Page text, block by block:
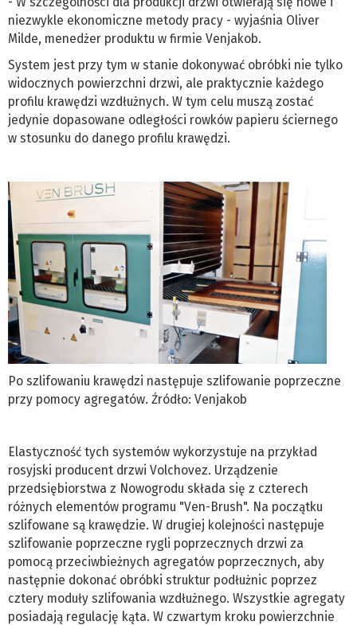
niezwykle ekonomiczne metody pracy - wyjaśnia Oliver
Milde, menedżer produktu w firmie Venjakob.
System jest przy tym w stanie dokonywać obróbki nie tylko
widocznych powierzchni drzwi, ale praktycznie każdego
profilu krawędzi wzdłużnych. W tym celu muszą zostać
jedynie dopasowane odległości rowków papieru ściernego
w stosunku do danego profilu krawędzi.
Po szlifowaniu krawędzi następuje szlifowanie poprzeczne
przy pomocy agregatów. Źródło: Venjakob
Elastyczność tych systemów wykorzystuje na przykład
rosyjski producent drzwi Volchovez. Urządzenie
przedsiębiorstwa z Nowogrodu składa się z czterech
różnych elementów programu "Ven-Brush". Na początku
szlifowane są krawędzie. W drugiej kolejności następuje
szlifowanie poprzeczne rygli poprzecznych drzwi za
pomocą przeciwbieżnych agregatów poprzecznych, aby
następnie dokonać obróbki struktur podłużnic poprzez
cztery moduły szlifowania wzdłużnego. Wszystkie agregaty
posiadają regulację kąta. W czwartym kroku powierzchnie